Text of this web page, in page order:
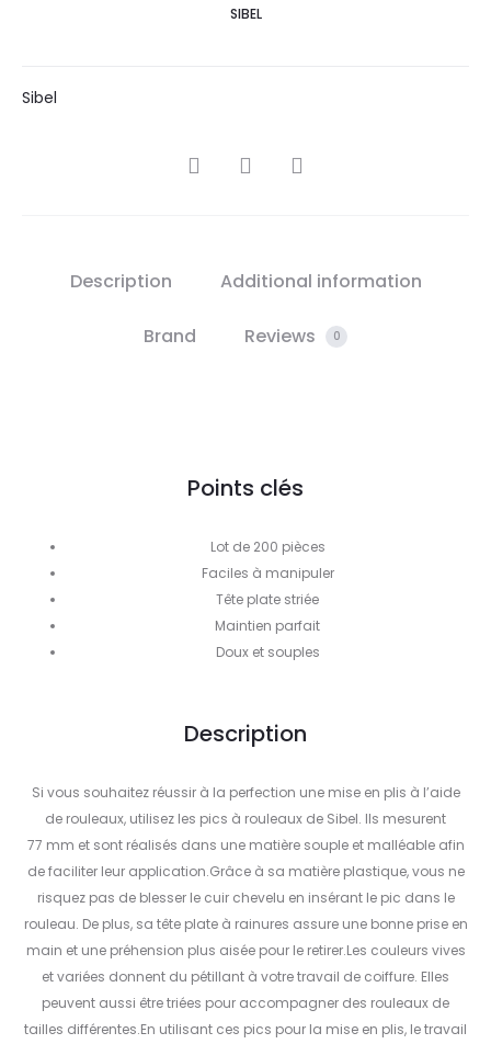
SIBEL
Sibel
SHARE
Description Additional information
Brand Reviews 0
Points clés
Lot de 200 pièces
Faciles à manipuler
Tête plate striée
Maintien parfait
Doux et souples
Description
Si vous souhaitez réussir à la perfection une mise en plis à l’aide
de rouleaux, utilisez les pics à rouleaux de Sibel. Ils mesurent
77 mm et sont réalisés dans une matière souple et malléable afin
de faciliter leur application.Grâce à sa matière plastique, vous ne
risquez pas de blesser le cuir chevelu en insérant le pic dans le
rouleau. De plus, sa tête plate à rainures assure une bonne prise en
main et une préhension plus aisée pour le retirer.Les couleurs vives
et variées donnent du pétillant à votre travail de coiffure. Elles
peuvent aussi être triées pour accompagner des rouleaux de
tailles différentes.En utilisant ces pics pour la mise en plis, le travail